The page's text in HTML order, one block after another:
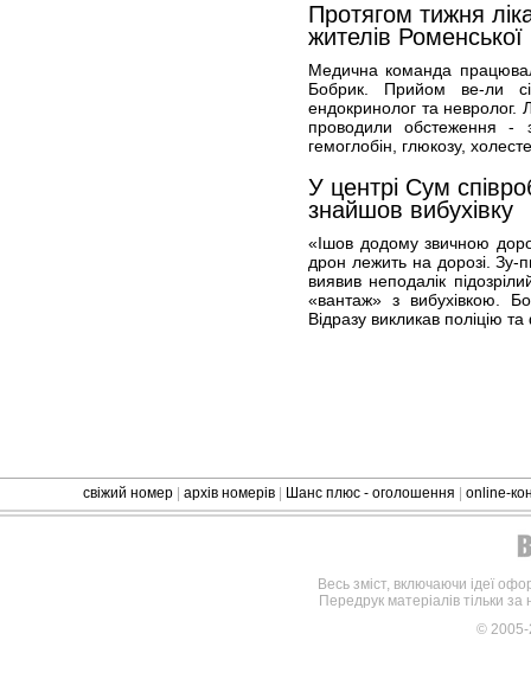
Протягом тижня
жителів
Медична команда
Бобрик. Прийом ве-ли
ендокринолог та невролог.
проводили обстеження -
гемоглобін, глюкозу,
У центрі Сум
знайшов вибухівку
«Ішов додому звичною
дрон лежить на дорозі. Зу-
виявив неподалік
«вантаж» з вибухівкою.
Відразу викликав поліцію
свіжий номер архів номерів Шанс плюс - оголошення online-
Весь зміст, включаючи ідеї
Передрук матеріалів тільки
©